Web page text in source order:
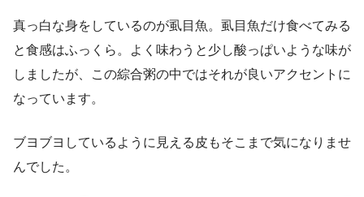
真っ白な身をしているのが虱目魚。虱目魚だけ食べてみる
と食感はふっくら。よく味わうと少し酸っぱいような味が
しましたが、この綜合粥の中ではそれが良いアクセントに
なっています。
ブヨブヨしているように見える皮もそこまで気になりませ
んでした。